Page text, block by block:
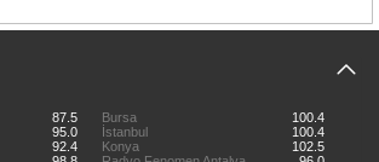
87.5 Bursa
100.4
95.0 İstanbul
100.4
92.4 Konya
102.5